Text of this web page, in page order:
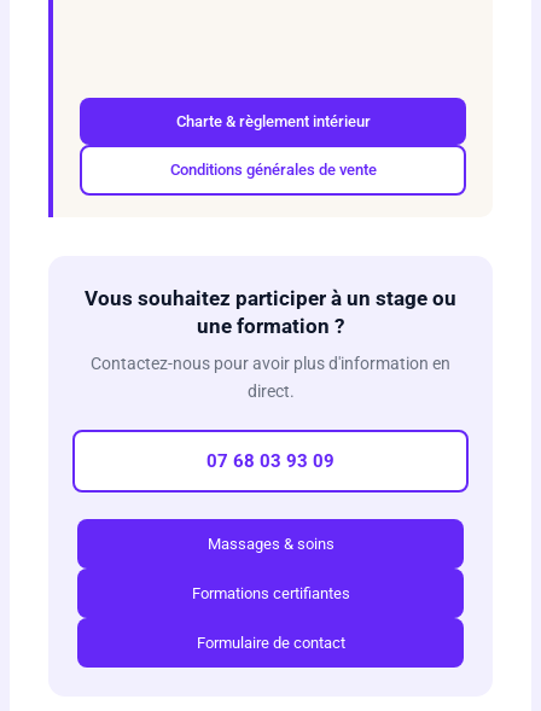
Charte & règlement intérieur
Conditions générales de vente
Vous souhaitez participer à un stage ou
une formation ?
Contactez-nous pour avoir plus d'information en
direct.
07 68 03 93 09
Massages & soins
Formations certifiantes
Formulaire de contact